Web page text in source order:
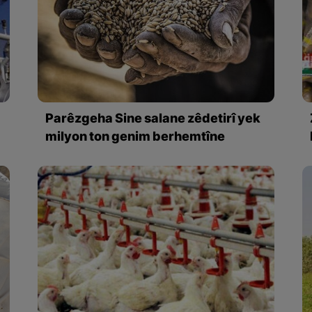
Parêzgeha Sine salane zêdetirî yek
milyon ton genim berhemtîne